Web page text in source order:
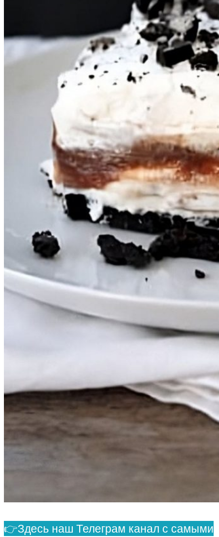
👉Здесь наш Телеграм канал с самыми